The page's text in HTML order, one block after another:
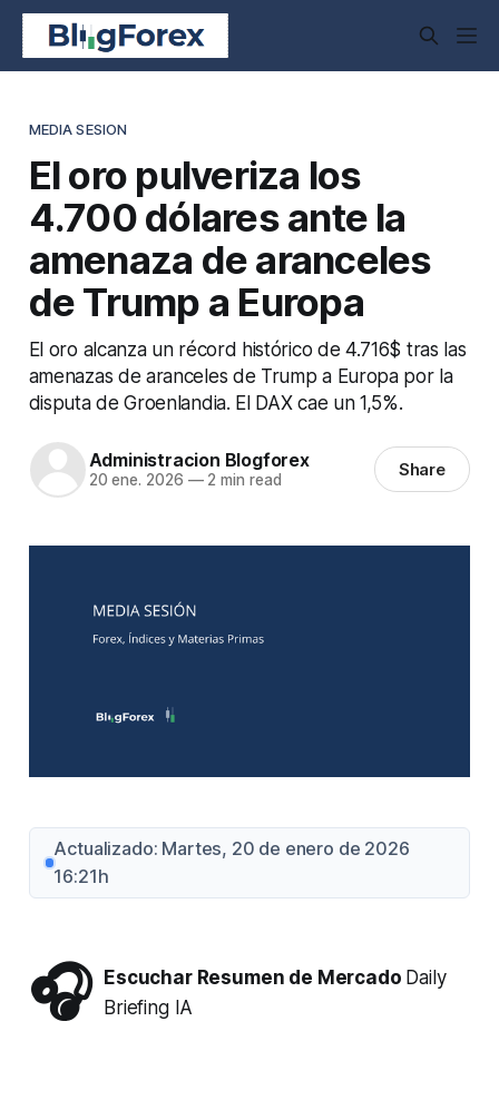
MEDIA SESION
El oro pulveriza los
4.700 dólares ante la
amenaza de aranceles
de Trump a Europa
El oro alcanza un récord histórico de 4.716$ tras las
amenazas de aranceles de Trump a Europa por la
disputa de Groenlandia. El DAX cae un 1,5%.
Administracion Blogforex
20 ene. 2026 —2 min read Share
Actualizado: Martes, 20 de enero de 2026
16:21h
🎧 Escuchar Resumen de Mercado Daily
Briefing IA